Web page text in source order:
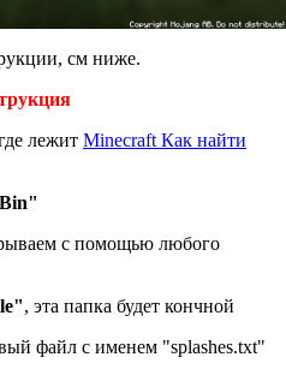
см ниже.
лежит Minecraft Как найти
с помощью любого
, эта папка будет кончной
файл c именем "splashes.txt"